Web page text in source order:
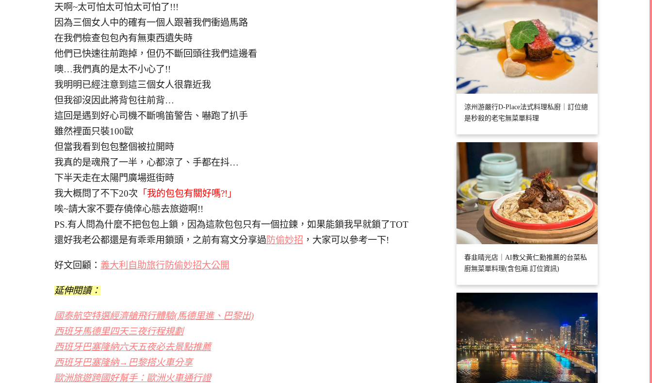
天啊~太可怕太可怕太可怕了!!!
因為三個女人中的確有一個人跟著我們衝過馬路
在我們檢查包包內有無東西遺失時
他們已快速往前跑掉，但仍不斷回頭往我們這邊看
噢…我們真的是太不小心了!!
我明明已經注意到這三個女人很靠近我
但我卻沒因此將背包往前背…
這回是遇到好心司機不斷鳴笛警告、嚇跑了扒手
雖然裡面只裝100歐
但當我看到包包整個被拉開時
我真的是魂飛了一半，心都涼了、手都在抖…
下半天走在太陽門廣場逛街時
我大概問了不下20次 「我的包包有關好嗎?!」
唉~請大家不要存僥倖心態去旅遊啊!!
PS.有人問為什麼不把包包上鎖，因為這款包包只有一個拉鍊，如果能鎖我早就鎖了TOT
還好我老公都還是有乖乖用鎖頭，之前有寫文分享過防偷妙招 ，大家可以參考一下!
好文回顧： 義大利自助旅行防偷妙招大公開
延伸閱讀：
國泰航空特選經濟艙飛行體驗(馬德里進、巴黎出)
西班牙馬德里四天三夜行程規劃
西班牙巴塞隆納六天五夜必去景點推薦
西班牙巴塞隆納→巴黎搭火車分享
歐洲旅遊跨國好幫手：歐洲火車通行證
涼州游嚴行D-Place法式料理私廚｜訂位總
是秒殺的老宅無菜單料理
春韭晴光店｜AI教父黃仁勳推薦的台菜私
廚無菜單料理(含包廂.訂位資訊)